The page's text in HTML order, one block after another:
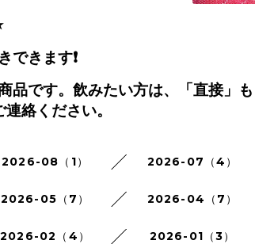
できます❗️
品です。飲みたい方は、「直接」
連絡ください。
2026-08（1） 2026-07（4）
2026-05（7） 2026-04（7）
2026-02（4） 2026-01（3）